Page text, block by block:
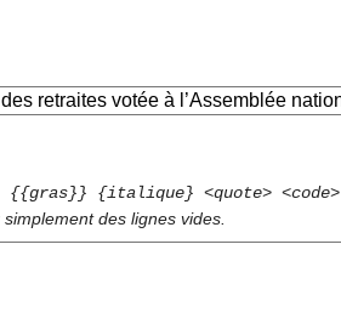
{italique} <quote> <code>
des lignes vides.